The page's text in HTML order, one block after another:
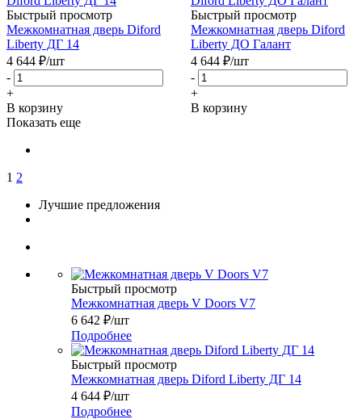
Быстрый просмотр
Межкомнатная дверь Diford
Liberty ДГ 14
4 644 ₽/шт
-
+
В корзину
Быстрый просмотр
Межкомнатная дверь Diford
Liberty ДО Галант
4 644 ₽/шт
-
+
В корзину
Показать еще
1 2
Лучшие предложения
Быстрый просмотр
Межкомнатная дверь V Doors V7
6 642 ₽/шт
Подробнее
Быстрый просмотр
Межкомнатная дверь Diford Liberty ДГ 14
4 644 ₽/шт
Подробнее